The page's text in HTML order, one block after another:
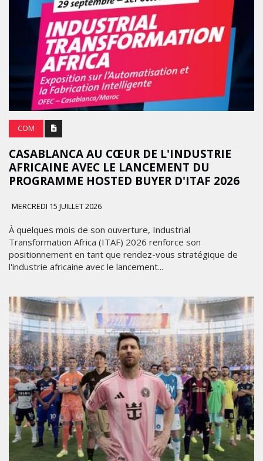
COM
CASABLANCA AU CŒUR DE L'INDUSTRIE
AFRICAINE AVEC LE LANCEMENT DU
PROGRAMME HOSTED BUYER D'ITAF 2026
MERCREDI 15 JUILLET 2026
À quelques mois de son ouverture, Industrial
Transformation Africa (ITAF) 2026 renforce son
positionnement en tant que rendez-vous stratégique de
l'industrie africaine avec le lancement...